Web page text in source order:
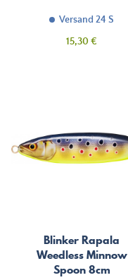
Versand 24 S
Preis
15,30 €
Blinker Rapala
Weedless Minnow
Spoon 8cm